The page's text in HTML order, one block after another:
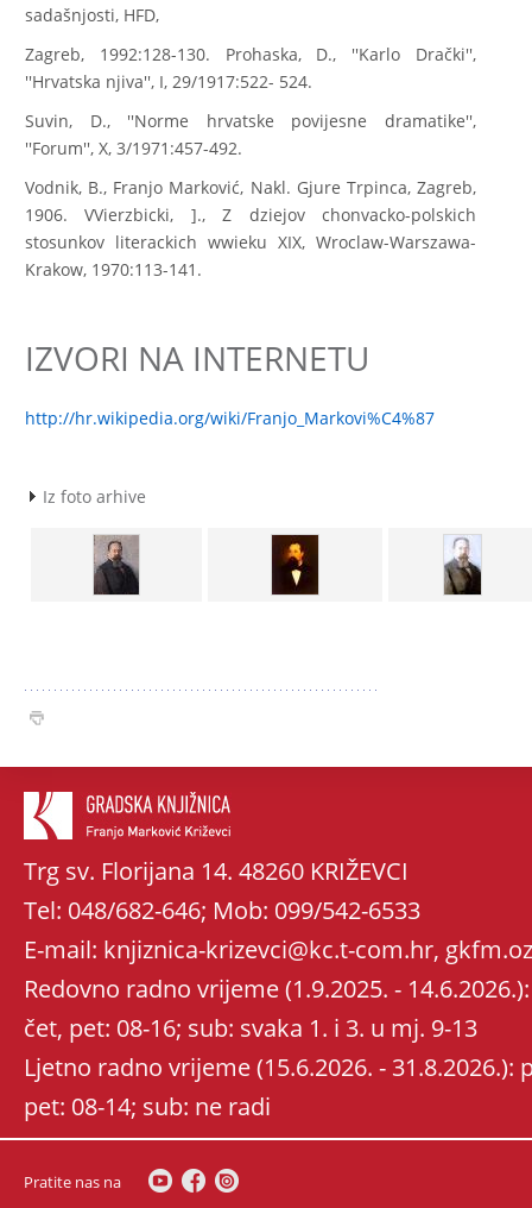
sadašnjosti, HFD,
Zagreb, 1992:128-130. Prohaska, D., ''Karlo Drački'',
''Hrvatska njiva'', I, 29/1917:522- 524.
Suvin, D., ''Norme hrvatske povijesne dramatike'',
''Forum'', X, 3/1971:457-492.
Vodnik, B., Franjo Marković, Nakl. Gjure Trpinca, Zagreb,
1906. VVierzbicki, ]., Z dziejov chonvacko-polskich
stosunkov literackich wwieku XIX, Wroclaw-Warszawa-
Krakow, 1970:113-141.
IZVORI NA INTERNETU
http://hr.wikipedia.org/wiki/Franjo_Markovi%C4%87
Iz foto arhive
Trg sv. Florijana 14. 48260 KRIŽEVCI
Tel: 048/682-646; Mob: 099/542-6533
E-mail: knjiznica-krizevci@kc.t-com.hr,
Redovno radno vrijeme (1.9.2025. -
čet, pet: 08-16; sub: svaka 1. i 3. u mj. 9-13
Ljetno radno vrijeme (15.6.2026. - 31.8.2026.):
pet: 08-14; sub: ne radi
Pratite nas na